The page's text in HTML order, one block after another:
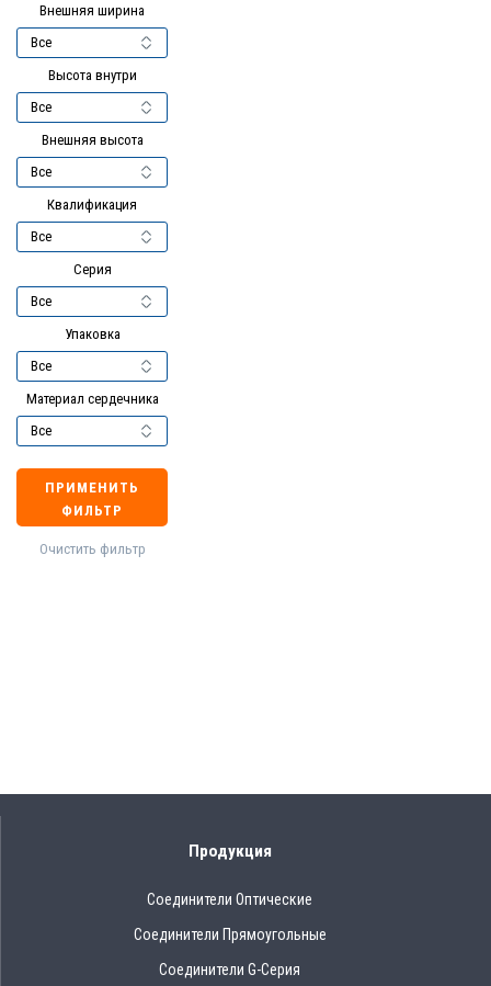
Внешняя ширина
Высота внутри
Внешняя высота
Квалификация
Серия
Упаковка
Материал сердечника
ПРИМЕНИТЬ
ФИЛЬТР
Очистить фильтр
Продукция
Соединители Оптические
Соединители Прямоугольные
Соединители G-Серия